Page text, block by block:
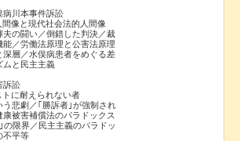
川本事件訴訟
像と現代社会法的人間像
の闘い／倒錯した判決／裁
／労働法原理と公害法原理
層／水俣病患者をめぐる差
と民主主義
訴訟
に耐えられない者
悲劇／｢勝訴者｣が強制され
被害補償法のパラドックス
限界／民主主義のパラドッ
平等